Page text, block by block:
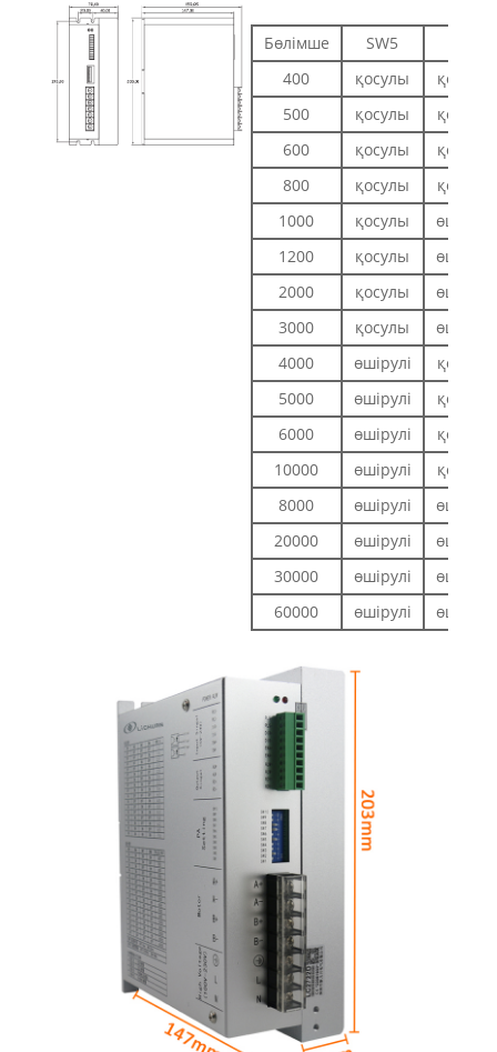
Бөлімше SW5
400
қосулы
қосулы
500
қосулы
қосулы
600
қосулы
қосулы
800
қосулы
қосулы
1000
қосулы
өшірулі
1200
қосулы
өшірулі
2000
қосулы
өшірулі
3000
қосулы
өшірулі
4000
өшірулі
қосулы
5000
өшірулі
қосулы
6000
өшірулі
қосулы
10000
өшірулі
қосулы
8000
өшірулі
өшірулі
20000
өшірулі
өшірулі
30000
өшірулі
өшірулі
60000
өшірулі өшірулі